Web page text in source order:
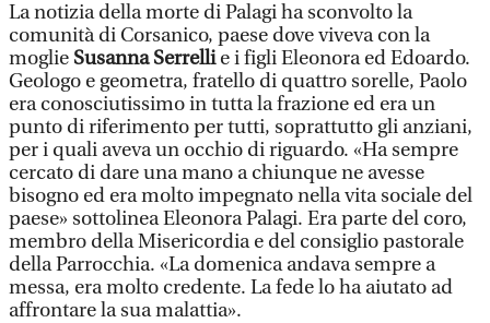
La notizia della morte di Palagi ha sconvolto la
comunità di Corsanico, paese dove viveva con la
moglie Susanna Serrellie i figli Eleonora ed Edoardo.
Geologo e geometra, fratello di quattro sorelle, Paolo
era conosciutissimo in tutta la frazione ed era un
punto di riferimento per tutti, soprattutto gli anziani,
per i quali aveva un occhio di riguardo. «Ha sempre
cercato di dare una mano a chiunque ne avesse
bisogno ed era molto impegnato nella vita sociale del
paese» sottolinea Eleonora Palagi. Era parte del coro,
membro della Misericordia e del consiglio pastorale
della Parrocchia. «La domenica andava sempre a
messa, era molto credente. La fede lo ha aiutato ad
affrontare la sua malattia».